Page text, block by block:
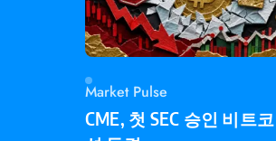
Market Pulse
CME, 첫 SEC 승인 비트